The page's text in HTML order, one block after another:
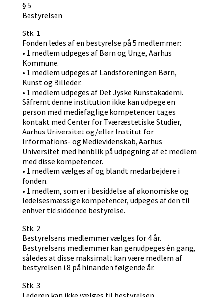
§ 5
Bestyrelsen
Stk. 1
Fonden ledes af en bestyrelse på 5 medlemmer:
• 1 medlem udpeges af Børn og Unge, Aarhus
Kommune.
• 1 medlem udpeges af Landsforeningen Børn,
Kunst og Billeder.
• 1 medlem udpeges af Det Jyske Kunstakademi.
Såfremt denne institution ikke kan udpege en
person med mediefaglige kompetencer tages
kontakt med Center for Tværæstetiske Studier,
Aarhus Universitet og/eller Institut for
Informations- og Medievidenskab, Aarhus
Universitet med henblik på udpegning af et medlem
med disse kompetencer.
• 1 medlem vælges af og blandt medarbejdere i
fonden.
• 1 medlem, som er i besiddelse af økonomiske og
ledelsesmæssige kompetencer, udpeges af den til
enhver tid siddende bestyrelse.
Stk. 2
Bestyrelsens medlemmer vælges for 4 år.
Bestyrelsens medlemmer kan genudpeges én gang,
således at disse maksimalt kan være medlem af
bestyrelsen i 8 på hinanden følgende år.
Stk. 3